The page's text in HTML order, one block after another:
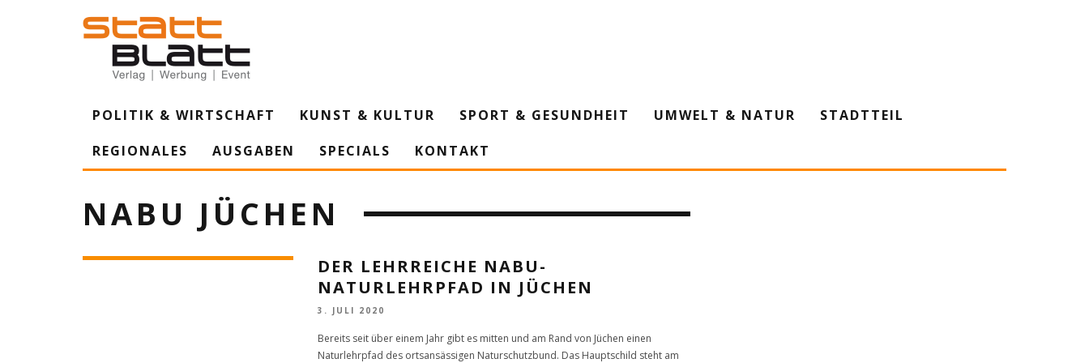
POLITIK & WIRTSCHAFT KUNST & KULTUR SPORT & GESUNDHEIT UMWELT & NATUR
STADTTEIL
REGIONALES
AUSGABEN SPECIALS KONTAKT
NABU JÜCHEN
DER LEHRREICHE NABU-
NATURLEHRPFAD IN JÜCHEN
3. JULI 2020
Bereits seit über einem Jahr gibt es mitten und am Rand von Jüchen einen
Naturlehrpfad des ortsansässigen Naturschutzbund. Das Hauptschild steht am